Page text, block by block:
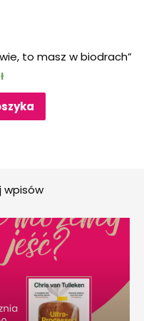
to masz w biodrach”
wpisów